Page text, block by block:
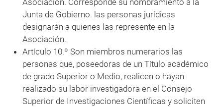
Asociación. Corresponde su nombramiento a la
Junta de Gobierno. las personas jurídicas
designarán a quienes las represente en la
Asociación.
Artículo 10.º Son miembros numerarios las
personas que, poseedoras de un Título académico
de grado Superior o Medio, realicen o hayan
realizado su labor investigadora en el Consejo
Superior de Investigaciones Científicas y soliciten